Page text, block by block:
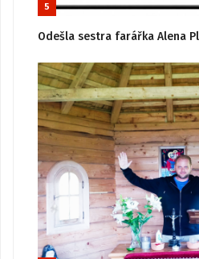
5
Odešla sestra farářka Alena